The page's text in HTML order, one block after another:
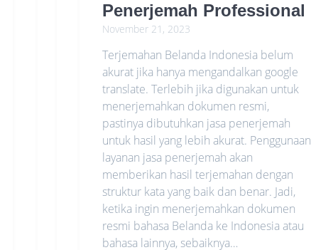
Penerjemah Professional
November 21, 2023
Terjemahan Belanda Indonesia belum
akurat jika hanya mengandalkan google
translate. Terlebih jika digunakan untuk
menerjemahkan dokumen resmi,
pastinya dibutuhkan jasa penerjemah
untuk hasil yang lebih akurat. Penggunaan
layanan jasa penerjemah akan
memberikan hasil terjemahan dengan
struktur kata yang baik dan benar. Jadi,
ketika ingin menerjemahkan dokumen
resmi bahasa Belanda ke Indonesia atau
bahasa lainnya, sebaiknya…